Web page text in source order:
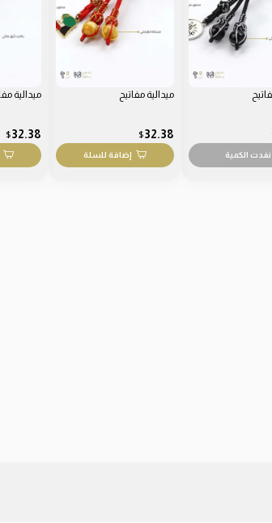
نفدت الكمية
ميدالية مفاتيح
32.38
$
إضافة للسلة
ميدالية
32.38
$